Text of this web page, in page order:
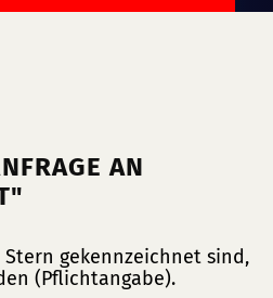
AN
gekennzeichnet sind,
(Pflichtangabe).